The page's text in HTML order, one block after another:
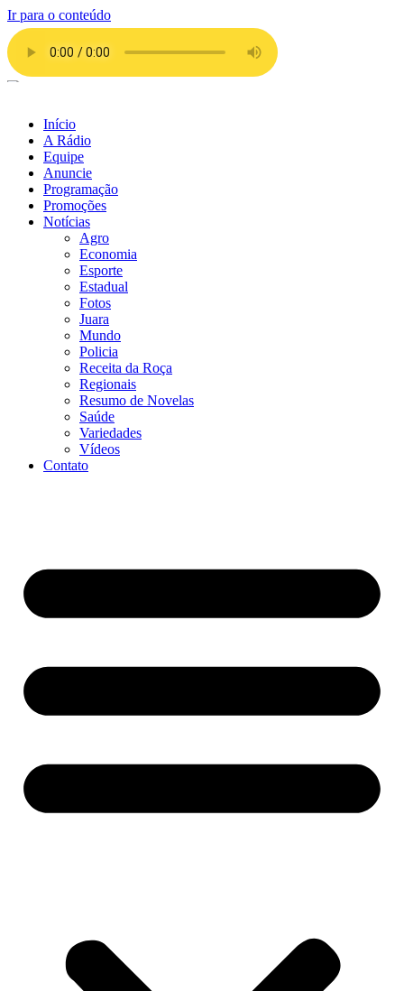
Ir para o conteúdo
Início
A Rádio
Equipe
Anuncie
Programação
Promoções
Notícias
Agro
Economia
Esporte
Estadual
Fotos
Juara
Mundo
Policia
Receita da Roça
Regionais
Resumo de Novelas
Saúde
Variedades
Vídeos
Contato